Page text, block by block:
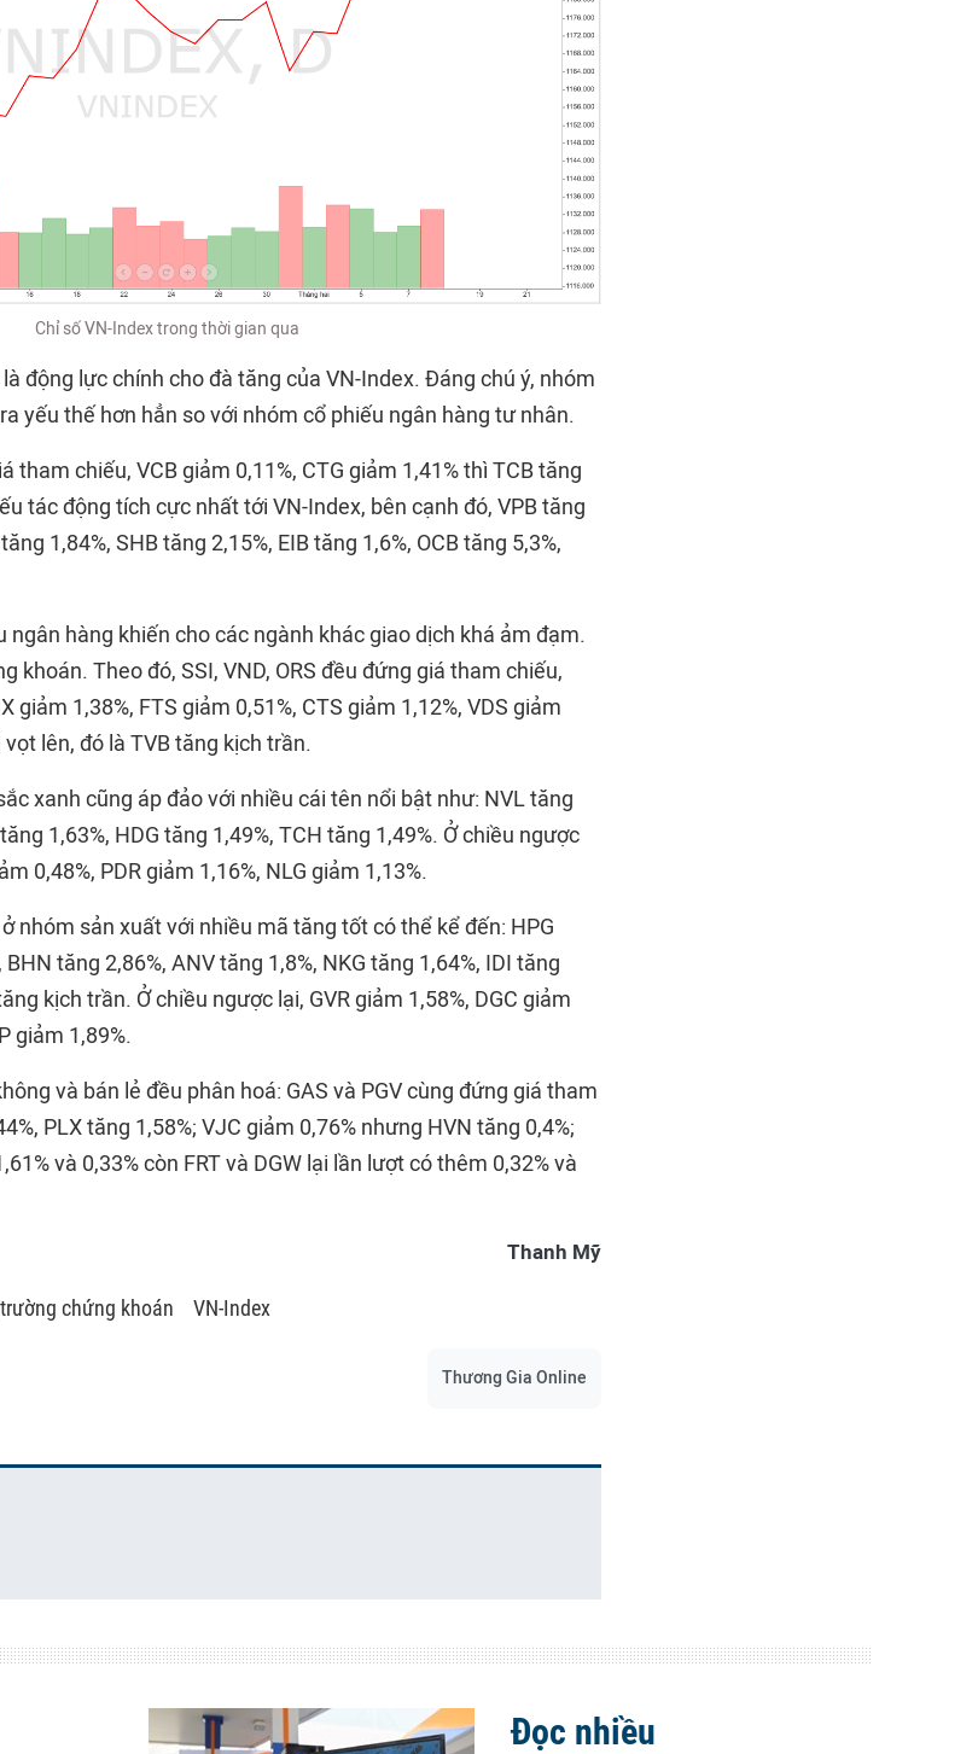
Chỉ số VN-Index trong thời gian qua
động lực chính cho đà tăng của VN-Index. Đáng chú ý, nhóm
yếu thế hơn hẳn so với nhóm cổ phiếu ngân hàng tư nhân.
tham chiếu, VCB giảm 0,11%, CTG giảm 1,41% thì TCB tăng
tác động tích cực nhất tới VN-Index, bên cạnh đó, VPB tăng
1,84%, SHB tăng 2,15%, EIB tăng 1,6%, OCB tăng 5,3%,
ngân hàng khiến cho các ngành khác giao dịch khá ảm đạm.
khoán. Theo đó, SSI, VND, ORS đều đứng giá tham chiếu,
giảm 1,38%, FTS giảm 0,51%, CTS giảm 1,12%, VDS giảm
lên, đó là TVB tăng kịch trần.
xanh cũng áp đảo với nhiều cái tên nổi bật như: NVL tăng
1,63%, HDG tăng 1,49%, TCH tăng 1,49%. Ở chiều ngược
0,48%, PDR giảm 1,16%, NLG giảm 1,13%.
nhóm sản xuất với nhiều mã tăng tốt có thể kể đến: HPG
tăng 2,86%, ANV tăng 1,8%, NKG tăng 1,64%, IDI tăng
kịch trần. Ở chiều ngược lại, GVR giảm 1,58%, DGC giảm
giảm 1,89%.
và bán lẻ đều phân hoá: GAS và PGV cùng đứng giá tham
PLX tăng 1,58%; VJC giảm 0,76% nhưng HVN tăng 0,4%;
và 0,33% còn FRT và DGW lại lần lượt có thêm 0,32% và
Thanh Mỹ
chứng khoán VN-Index
Thương Gia Online
Đọc nhiều